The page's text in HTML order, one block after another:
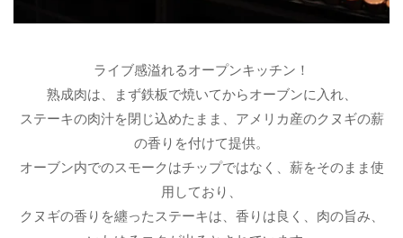
ライブ感溢れるオープンキッチン！
熟成肉は、まず鉄板で焼いてからオーブンに入れ、
ステーキの肉汁を閉じ込めたまま、アメリカ産のクヌギの薪
の香りを付けて提供。
オーブン内でのスモークはチップではなく、薪をそのまま使
用しており、
クヌギの香りを纏ったステーキは、香りは良く、肉の旨み、